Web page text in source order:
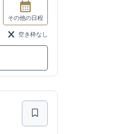
その他の日程
空き枠なし